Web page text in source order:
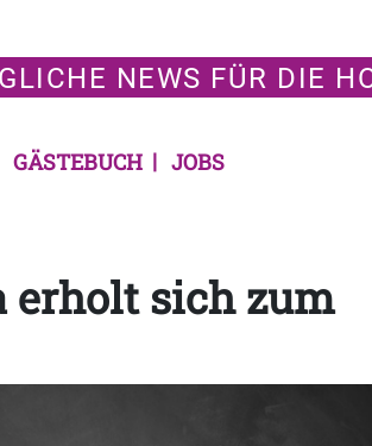
NEWS FÜR DIE
GÄSTEBUCH JOBS
sich zum